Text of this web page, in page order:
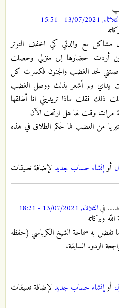
13/07/2021 - 15:51
مشاكل مع والدتي كي اخفف التوتر
أردت احضارها إلى منزلي وحصلت
لحد الغضب والجنون فكسرت كل
يداي ولم أشعر بذلك ووصل الغضب
ذلك فقلت ماذا تريديني انا أطلقها
مرات وقلت لها هل ارتحت الآن
من الغضب فما حكم الطلاق في هذه
أوإنشاء حساب جديد لإضافة تعليقات
فيالثلاثاء, 13/07/2021 - 18:21
وبركاته
به سماحة الشيخ الكرباسي (حفظه
الردود السابقة.
أوإنشاء حساب جديد لإضافة تعليقات